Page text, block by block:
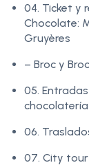
04. Ticket y
Chocolate:
Gruyères
– Broc y
05.
chocolatería
06.
07. City